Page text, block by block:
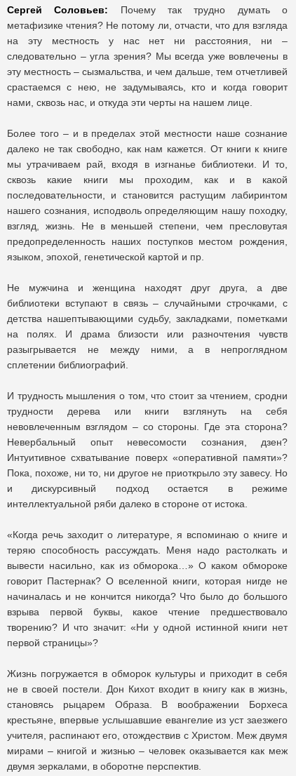
Сергей Соловьев: Почему так трудно думать о
метафизике чтения? Не потому ли, отчасти, что для взгляда
на эту местность у нас нет ни расстояния, ни –
следовательно – угла зрения? Мы всегда уже вовлечены в
эту местность – сызмальства, и чем дальше, тем отчетливей
срастаемся с нею, не задумываясь, кто и когда говорит
нами, сквозь нас, и откуда эти черты на нашем лице.
Более того – и в пределах этой местности наше сознание
далеко не так свободно, как нам кажется. От книги к книге
мы утрачиваем рай, входя в изгнанье библиотеки. И то,
сквозь какие книги мы проходим, как и в какой
последовательности, и становится растущим лабиринтом
нашего сознания, исподволь определяющим нашу походку,
взгляд, жизнь. Не в меньшей степени, чем пресловутая
предопределенность наших поступков местом рождения,
языком, эпохой, генетической картой и пр.
Не мужчина и женщина находят друг друга, а две
библиотеки вступают в связь – случайными строчками, с
детства нашептывающими судьбу, закладками, пометками
на полях. И драма близости или разночтения чувств
разыгрывается не между ними, а в непроглядном
сплетении библиографий.
И трудность мышления о том, что стоит за чтением, сродни
трудности дерева или книги взглянуть на себя
невовлеченным взглядом – со стороны. Где эта сторона?
Невербальный опыт невесомости сознания, дзен?
Интуитивное схватывание поверх «оперативной памяти»?
Пока, похоже, ни то, ни другое не приоткрыло эту завесу. Но
и дискурсивный подход остается в режиме
интеллектуальной ряби далеко в стороне от истока.
«Когда речь заходит о литературе, я вспоминаю о книге и
теряю способность рассуждать. Меня надо растолкать и
вывести насильно, как из обморока…» О каком обмороке
говорит Пастернак? О вселенной книги, которая нигде не
начиналась и не кончится никогда? Что было до большого
взрыва первой буквы, какое чтение предшествовало
творению? И что значит: «Ни у одной истинной книги нет
первой страницы»?
Жизнь погружается в обморок культуры и приходит в себя
не в своей постели. Дон Кихот входит в книгу как в жизнь,
становясь рыцарем Образа. В воображении Борхеса
крестьяне, впервые услышавшие евангелие из уст заезжего
учителя, распинают его, отождествив с Христом. Меж двумя
мирами – книгой и жизнью – человек оказывается как меж
двумя зеркалами, в оборотне перспектив.